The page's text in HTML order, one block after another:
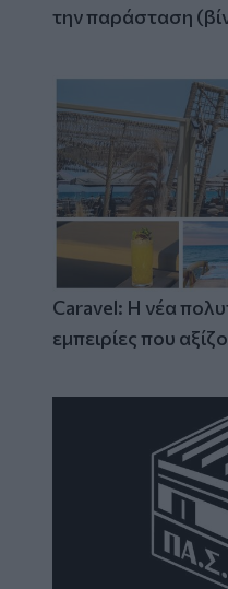
την παράσταση
Caravel: Η νέα
εμπειρίες που